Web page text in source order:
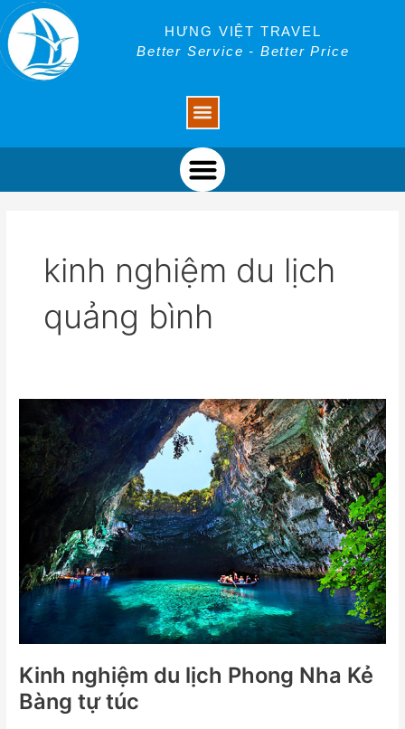
Skip
to
content
HƯNG VIỆT TRAVEL
Better Service - Better Price
Menu
kinh nghiệm du lịch
quảng bình
Kinh nghiệm du lịch Phong Nha Kẻ
Bàng tự túc
nghiệm
du
lịch
Phong
tự
túc